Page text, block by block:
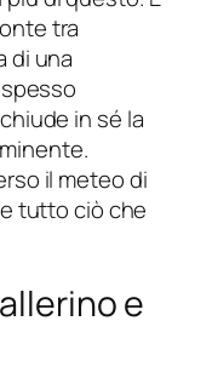
tra
di una
in sé la
il meteo di
tutto ciò che
e